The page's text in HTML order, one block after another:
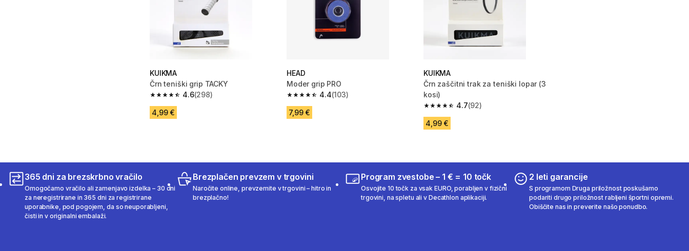
KUIKMA
Črn teniški grip TACKY
4.6
4.6 od 5 zvezdic from 298 ocene
(298)
4,99 €
HEAD
Moder grip PRO
4.4
4.4 od 5 zvezdic from 103 ocene
(103)
7,99 €
KUIKMA
Črn zaščitni trak za teniški lopar (3
kosi)
4.7
4.7 od 5 zvezdic from 92 ocene
(92)
4,99 €
365 dni za brezskrbno vračilo
Omogočamo vračilo ali zamenjavo izdelka – 30 dni
za neregistrirane in 365 dni za registrirane
uporabnike, pod pogojem, da so neuporabljeni,
čisti in v originalni embalaži.
Brezplačen prevzem v trgovini
Naročite online, prevzemite v trgovini – hitro in
brezplačno!
Program zvestobe – 1 € = 10 točk
Osvojite 10 točk za vsak EURO, porabljen v fizični
trgovini, na spletu ali v Decathlon aplikaciji.
2 leti garancije
S programom Druga priložnost poskušamo
podariti drugo priložnost rabljeni športni opremi.
Obiščite nas in preverite našo ponudbo.